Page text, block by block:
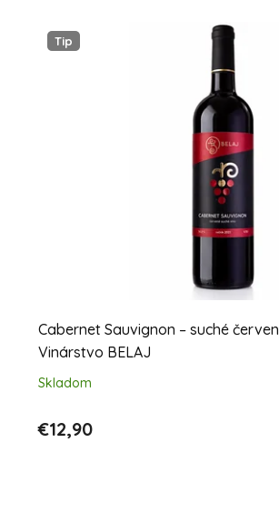
Tip
Cabernet Sauvignon – suché
Vinárstvo BELAJ
Skladom
€12,90